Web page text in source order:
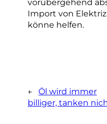
vorübergehend
Import von
könne helfen.
← Öl wird immer
billiger, tanken